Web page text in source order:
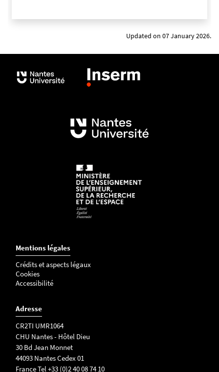
Updated on 07 January 2026.
Mentions légales
Crédits et aspects légaux
Cookies
Accessibilité
Adresse
CR2TI UMR1064
CHU Nantes - Hôtel Dieu
30 Bd Jean Monnet
44093 Nantes Cedex 01
France Tel +33 (0)2 40 08 74 10